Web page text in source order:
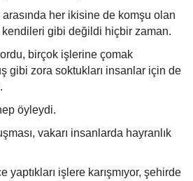
her ikisine de komşu olan
kendileri gibi değildi hiçbir zaman.
birçok işlerine çomak
gibi zora soktukları insanlar için de
öyleydi.
vakarı insanlarda hayranlık
yaptıkları işlere karışmıyor, şehirde